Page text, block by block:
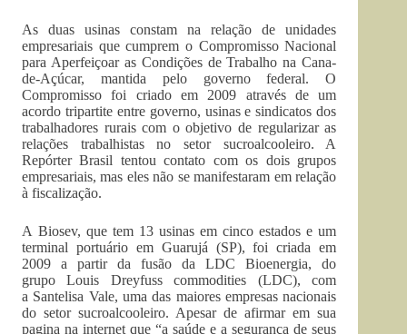
As duas usinas constam na relação de unidades
empresariais que cumprem o Compromisso Nacional
para Aperfeiçoar as Condições de Trabalho na Cana-
de-Açúcar, mantida pelo governo federal. O
Compromisso foi criado em 2009 através de um
acordo tripartite entre governo, usinas e sindicatos dos
trabalhadores rurais com o objetivo de regularizar as
relações trabalhistas no setor sucroalcooleiro. A
Repórter Brasil tentou contato com os dois grupos
empresariais, mas eles não se manifestaram em relação
à fiscalização.
A Biosev, que tem 13 usinas em cinco estados e um
terminal portuário em Guarujá (SP), foi criada em
2009 a partir da fusão da LDC Bioenergia, do
grupo Louis Dreyfuss commodities (LDC), com
a Santelisa Vale, uma das maiores empresas nacionais
do setor sucroalcooleiro. Apesar de afirmar em sua
pagina na internet que “a saúde e a segurança de seus